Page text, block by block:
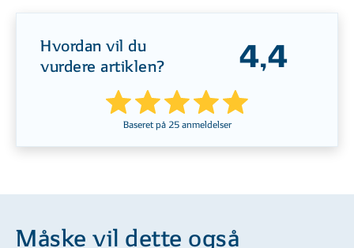
Hvordan vil du
vurdere artiklen?
4,4
Baseret på 25anmeldelser
Måske vil dette også